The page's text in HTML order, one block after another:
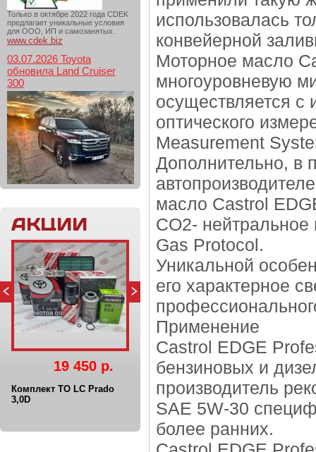
Только в октябре 2022 года CDEK
предлагает уникальные условия
для ООО, ИП и самозанятых.
www.cdek.biz
03.07.2026 Toyota
обновила Land Cruiser
300
АКЦИИ
19 450 р.
Комплект ТО LC Prado
3,0D
использовалась
конвейерной
Моторное масло
многоуровневую
осуществляется с
оптического
Measurement
Дополнительно, в
масло Castrol
CO2- нейтральное
Gas Protocol.
Уникальной
его характерное
Применение
Castrol EDGE
бензиновых и
производитель
SAE 5W-30
более ранних.